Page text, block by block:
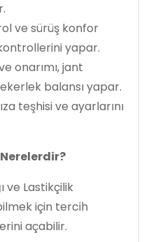
ve sürüş konfor
yapar.
onarımı, jant
balansı yapar.
teşhisi ve ayarlarını
ve Lastikçilik
için tercih
açabilir.